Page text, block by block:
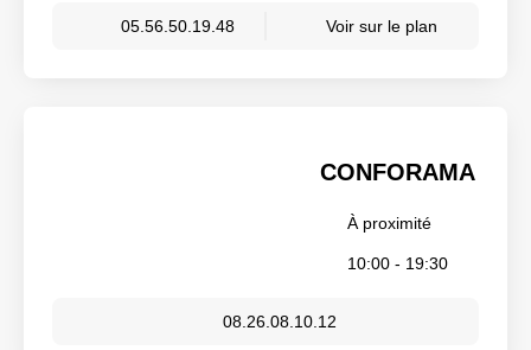
05.56.50.19.48 Voir sur le plan
CONFORAMA
À proximité
10:00 - 19:30
08.26.08.10.12